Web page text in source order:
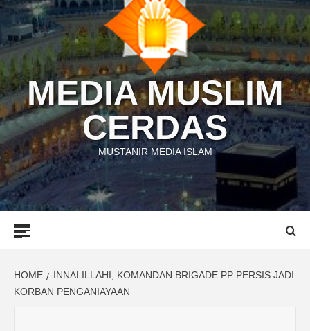
MEDIA MUSLIM
CERDAS
MUSTANIR MEDIA ISLAM
HOME
INNALILLAHI, KOMANDAN BRIGADE PP PERSIS JADI
KORBAN PENGANIAYAAN